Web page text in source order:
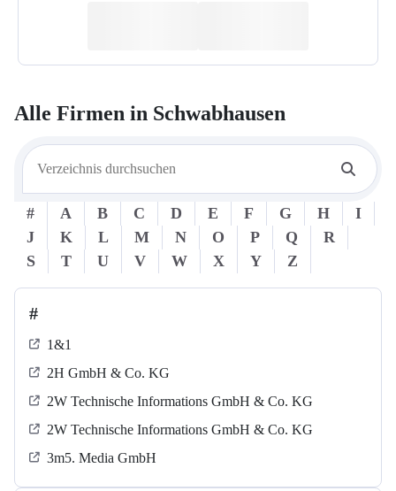
Alle Firmen in Schwabhausen
# A B C D E F G H
I
J
K L M N O P Q
R
S
T U V W X Y Z
#
1&1
2H GmbH & Co. KG
2W Technische Informations GmbH & Co. KG
2W Technische Informations GmbH & Co. KG
3m5. Media GmbH